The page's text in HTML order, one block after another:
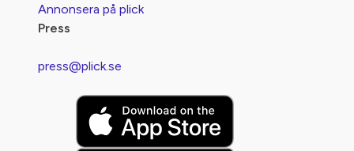
Annonsera på plick
Press
press@plick.se